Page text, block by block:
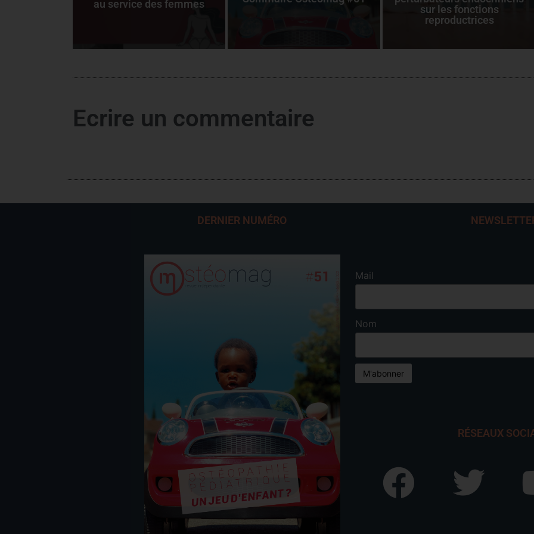
au service des femmes
sur les fonctions
reproductrices
Ecrire un commentaire
DERNIER NUMÉRO
Mail
Nom
RÉSEAUX